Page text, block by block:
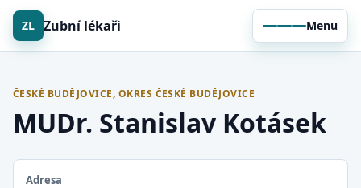
ZL Zubní lékaři Menu
ČESKÉ BUDĚJOVICE, OKRES ČESKÉ BUDĚJOVICE
MUDr. Stanislav Kotásek
Adresa